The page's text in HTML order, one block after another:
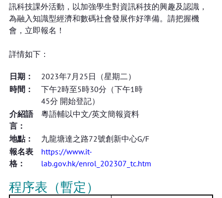
訊科技課外活動，以加強學生對資訊科技的興趣及認識，
為融入知識型經濟和數碼社會發展作好準備。請把握機
會，立即報名！
詳情如下：
日期：
2023年7月25日（星期二）
時間：
下午2時至5時30分（下午1時
45分 開始登記）
介紹語
言：
粵語輔以中文/英文簡報資料
地點：
九龍塘達之路72號創新中心G/F
報名表
格：
https://www.it-
lab.gov.hk/enrol_202307_tc.htm
程序表（暫定）